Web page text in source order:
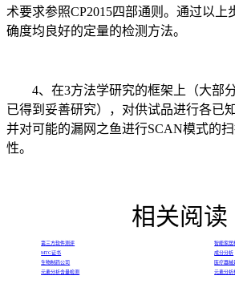
术要求参照CP2015四部通则。通过以上
确度均良好的定量的检测方法。
4、在3方法学研究的框架上（大部
已得到妥善研究），对供试品进行各已
并对可能的漏网之鱼进行SCAN模式的
性。
相关阅读
第三方软件测评
智能家居
MTC证书
成分分析
生物制药公司
医疗器械
元素分析含量检测
元素分析